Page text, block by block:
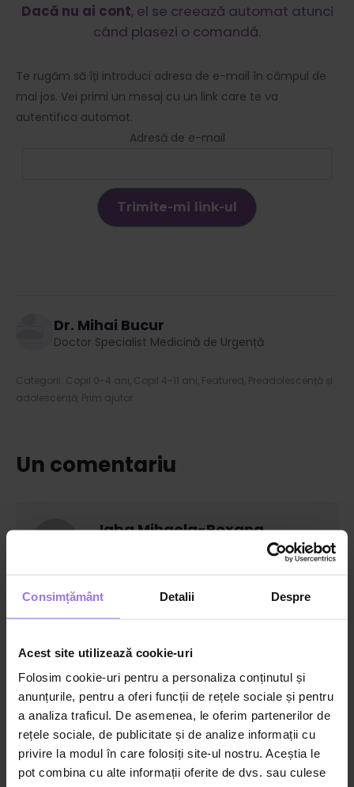
Consimțământ Detalii Despre
Acest site utilizează cookie-uri
Folosim cookie-uri pentru a personaliza conținutul și
anunțurile, pentru a oferi funcții de rețele sociale și pentru
a analiza traficul. De asemenea, le oferim partenerilor de
rețele sociale, de publicitate și de analize informații cu
privire la modul în care folosiți site-ul nostru. Aceștia le
pot combina cu alte informații oferite de dvs. sau culese
Dacă nu ai cont, el se creează automat atunci
când plasezi o comandă.
Te rugăm să îți introduci adresa de e-mail în câmpul de
mai jos. Vei primi un mesaj cu un link care te va
autentifica automat.
Adresă de e-mail
Dr. Mihai Bucur
Doctor Specialist Medicină de Urgență
Categorii: Copil 0-4 ani Copil 4-11 ani Featured Preadolescență și
adolescență Prim ajutor
Un comentariu
Jaba Mihaela-Roxana
Un curs excelent, bine structurat, clar,
!
Log in to Reply